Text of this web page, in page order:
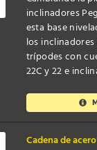
inclinadores
esta base
los
trípodes con
22C y 22 e
Cadena de